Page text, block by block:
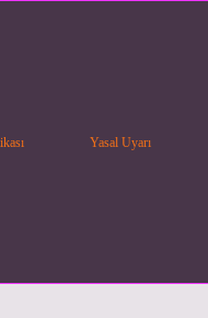
Yasal Uyarı